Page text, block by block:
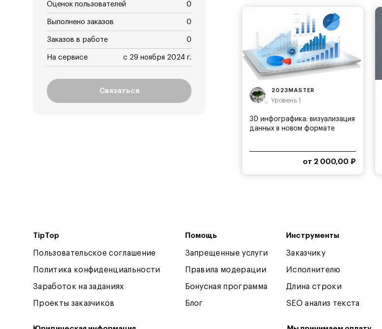
Оценок пользователей 0
Выполнено заказов 0
Заказов в работе 0
На сервисе с 29 ноября 2024 г.
Связаться 2023MASTER
Уровень 1
3D инфографика: визуализация
данных в новом формате
от 2 000,00 ₽
TipTop
Пользовательское соглашение
Политика конфиденциальности
Заработок на заданиях
Проекты заказчиков
Помощь
Запрещенные услуги
Правила модерации
Бонусная программа
Блог
Инструменты
Заказчику
Исполнителю
Длина строки
SEO анализ текста